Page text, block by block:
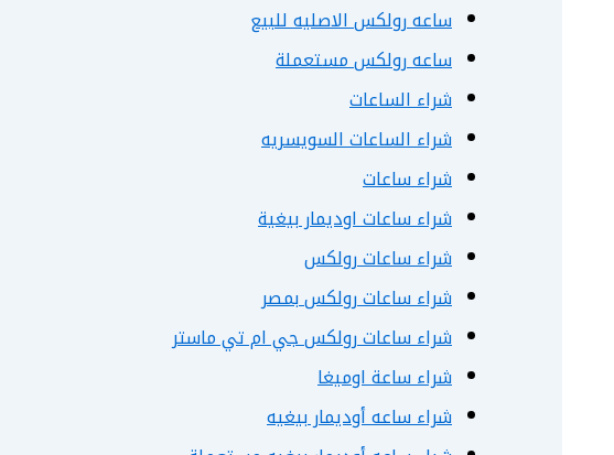
ساعه رولكس الاصليه للبيع
ساعه رولكس مستعملة
شراء الساعات
شراء الساعات السويسريه
شراء ساعات
شراء ساعات اوديمار بيغية
شراء ساعات رولكس
شراء ساعات رولكس بمصر
شراء ساعات رولكس جي ام تي ماستر
شراء ساعة اوميغا
شراء ساعه أوديمار بيغيه